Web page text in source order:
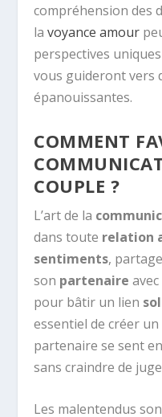
compréhension des
lavoyance amour
perspectives
vous guideront vers
épanouissantes.
COMMENT
COUPLE ?
L’art de la
dans toute relation
sentiments,
son partenaire
pour bâtir un lien
essentiel de créer
partenaire se sent
sans craindre de
Les malentendus